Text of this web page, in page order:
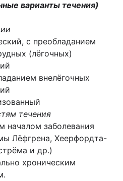
варианты течения)
с преобладанием
(лёгочных)
внелёгочных
течения
началом заболевания
Лёфгрена, Хеерфордта-
и др.)
хроническим